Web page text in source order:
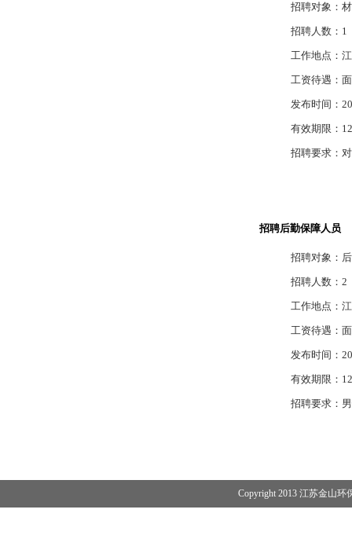
招聘对象：
招聘人数：1
工作地点：
工资待遇：
发布时间：
有效期限：
招聘要求：
招聘后勤保障人员
招聘对象：
招聘人数：2
工作地点：
工资待遇：
发布时间：
有效期限：
招聘要求：
Copyright 2013 江苏金山